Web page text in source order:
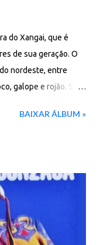
do Xangai, que é
de sua geração. O
nordeste, entre
galope e rojão. Sua
Jackson do
para a música
da Luz, faixa
de Maciel
– Pisa Manero” de
BAIXAR ÁLBUM »